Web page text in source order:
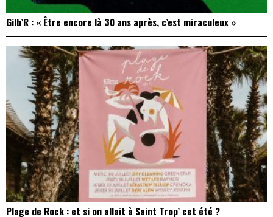
Gilb’R : « Être encore là 30 ans après, c’est miraculeux »
Plage de Rock : et si on allait à Saint Trop’ cet été ?